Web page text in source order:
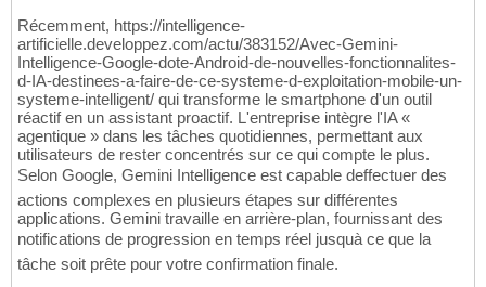
Récemment, https://intelligence-
artificielle.developpez.com/actu/383152/Avec-Gemini-
Intelligence-Google-dote-Android-de-nouvelles-fonctionnalites-
d-IA-destinees-a-faire-de-ce-systeme-d-exploitation-mobile-un-
systeme-intelligent/ qui transforme le smartphone d'un outil
réactif en un assistant proactif. L'entreprise intègre l'IA «
agentique » dans les tâches quotidiennes, permettant aux
utilisateurs de rester concentrés sur ce qui compte le plus.
Selon Google, Gemini Intelligence est capable deffectuer des
actions complexes en plusieurs étapes sur différentes
applications. Gemini travaille en arrière-plan, fournissant des
notifications de progression en temps réel jusquà ce que la
tâche soit prête pour votre confirmation finale.